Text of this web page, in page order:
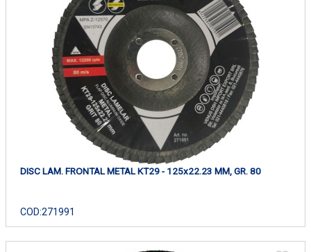
DISC LAM. FRONTAL METAL KT29 - 125x22.23 MM, GR. 80
COD:271991